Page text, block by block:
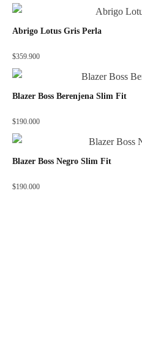
Abrigo Lotus Gris Perla
$359.900
Blazer Boss Berenjena Slim Fit
$190.000
Blazer Boss Negro Slim Fit
$190.000